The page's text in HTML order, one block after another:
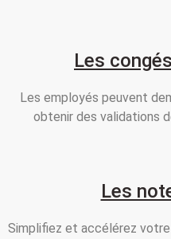
Les
Les employés peuvent
obtenir des validations
Les
Simplifiez et accélérez